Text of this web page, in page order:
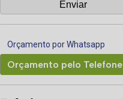
Orçamento por Whatsapp
Orçamento pelo Telefone